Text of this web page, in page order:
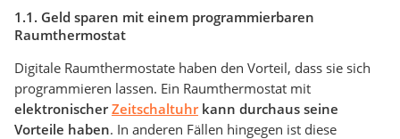
1.1. Geld sparen mit einem programmierbaren
Raumthermostat
Digitale Raumthermostate haben den Vorteil, dass sie sich
programmieren lassen. Ein Raumthermostat mit
elektronischerZeitschaltuhrkann durchaus seine
Vorteile haben. In anderen Fällen hingegen ist diese